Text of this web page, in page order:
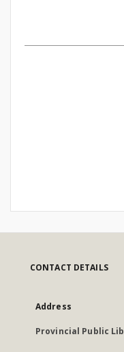
CONTACT DETAILS
Address
Provincial Public